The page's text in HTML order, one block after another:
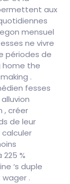
aux
mensuel
ne vivre
périodes de
home the
.
fesses
, créer
de leur
%
‘s duple
.